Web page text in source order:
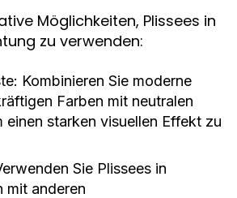
Möglichkeiten, Plissees in
zu verwenden:
Kombinieren Sie moderne
Farben mit neutralen
einen starken visuellen Effekt zu
Sie Plissees in
mit anderen